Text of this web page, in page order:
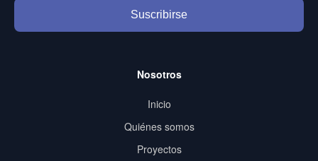
Suscribirse
Nosotros
Inicio
Quiénes somos
Proyectos